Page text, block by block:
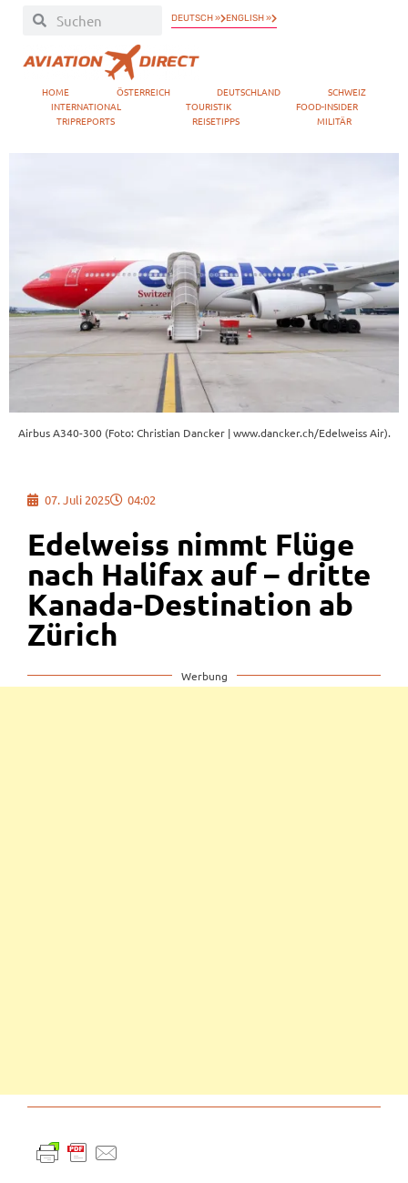
DEUTSCH » ENGLISH »
HOME ÖSTERREICH DEUTSCHLAND
SCHWEIZ
INTERNATIONAL
TOURISTIK
FOOD-INSIDER
TRIPREPORTS
REISETIPPS MILITÄR
Airbus A340-300 (Foto: Christian Dancker | www.dancker.ch/Edelweiss Air).
07. Juli 2025 04:02
Edelweiss nimmt Flüge
nach Halifax auf – dritte
Kanada-Destination ab
Zürich
Werbung